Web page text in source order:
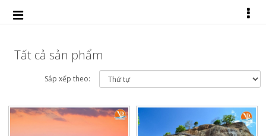
Tất cả sản phẩm
Sắp xếp theo: